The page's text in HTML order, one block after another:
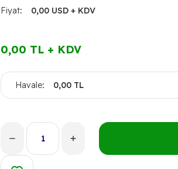
Fiyat
0,00 USD + KDV
0,00 TL + KDV
Havale 0,00 TL